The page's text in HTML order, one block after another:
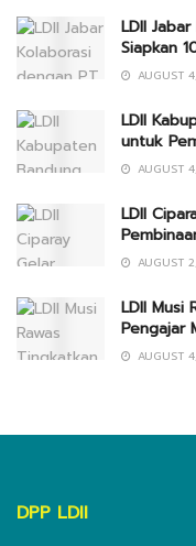
LDII
Siapkan
AUGUST
LDII
untuk
AUGUST
LDII
AUGUST
LDII Musi
Pengajar
AUGUST
DPP LDII